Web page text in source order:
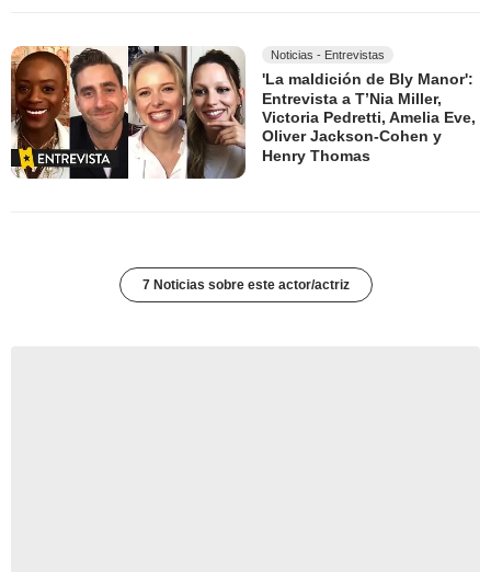
Noticias - Entrevistas
'La maldición de Bly Manor':
Entrevista a T’Nia Miller,
Victoria Pedretti, Amelia Eve,
Oliver Jackson-Cohen y
Henry Thomas
7 Noticias sobre este actor/actriz